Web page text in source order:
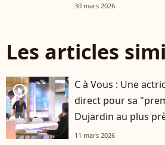
30 mars 2026
Les articles
player2
C à Vous : Une
direct pour sa
Dujardin au plus
11 mars 2026